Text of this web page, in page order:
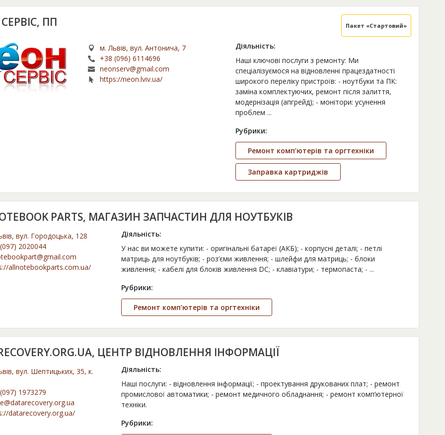
ПП Пакет «Стартовий»
м. Львів, вул. Антонича, 7
+38 (096) 6114696
neonserv@gmail.com
https://neon.lviv.ua/
Діяльність:
Наші ключові послуги з ремонту: Ми
спеціалізуємося на відновленні працездатності
широкого переліку пристроїв: - ноутбуки та ПК:
заміна комплектуючих, ремонт після залиття,
модернізація (апгрейд); - монітори: усунення
проблем ...
Рубрики:
Ремонт комп’ютерів та оргтехніки
Заправка картриджів
PARTS, МАГАЗИН ЗАПЧАСТИН ДЛЯ НОУТБУКІВ
вул. Городоцька, 128
2020044
allnotebookparts.com.ua/
Діяльність:
У нас ви можете купити: - оригінальні батареї (АКБ); - корпусні деталі; - петлі
матриць для ноутбуків; - роз’єми живлення; - шлейфи для матриць; - блоки
живлення; - кабелі для блоків живлення DC; - клавіатури; - термопаста; - ...
Рубрики:
Ремонт комп’ютерів та оргтехніки
ЦЕНТР ВІДНОВЛЕННЯ ІНФОРМАЦІЇ
вул. Шептицьких, 35, к.
1973279
datarecovery.org.ua/
Діяльність:
Наші послуги: - відновлення інформації; - проектування друкованих плат; - ремонт
промислової автоматики; - ремонт медичного обладнання; - ремонт комп’ютерної
техніки.
Рубрики: